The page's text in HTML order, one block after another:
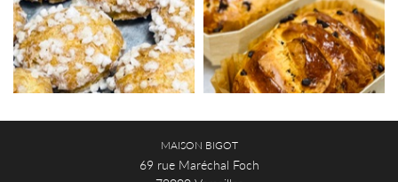
MAISON BIGOT
69 rue Maréchal Foch